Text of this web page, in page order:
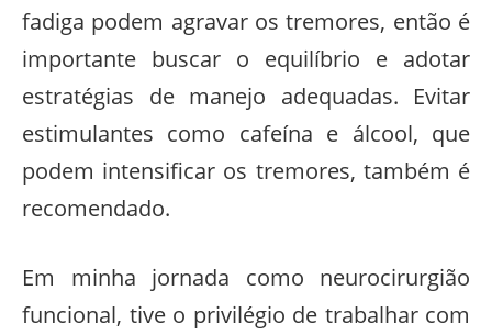
fadiga podem agravar os tremores, então é
importante buscar o equilíbrio e adotar
estratégias de manejo adequadas. Evitar
estimulantes como cafeína e álcool, que
podem intensificar os tremores, também é
recomendado.
Em minha jornada como neurocirurgião
funcional, tive o privilégio de trabalhar com